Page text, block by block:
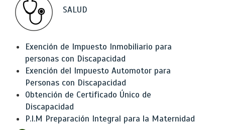
SALUD
Exención de Impuesto Inmobiliario para
personas con Discapacidad
Exención del Impuesto Automotor para
Personas con Discapacidad
Obtención de Certificado Único de
Discapacidad
P.I.M Preparación Integral para la Maternidad